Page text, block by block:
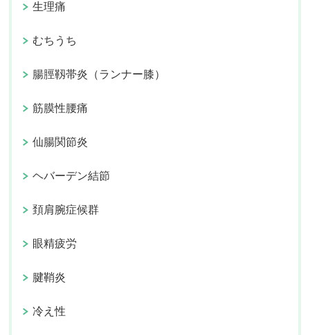
生理痛
むちうち
腸脛靱帯炎（ランナー膝）
筋膜性腰痛
仙腸関節炎
ヘバーデン結節
頚肩腕症候群
眼精疲労
腱鞘炎
冷え性